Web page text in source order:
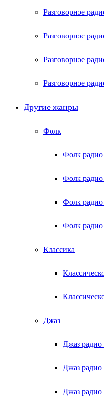
Разговорное
Разговорное
Разговорное
Разговорное
Другие жанры
Фолк
Фолк радио
Фолк радио
Фолк
Фолк
Классика
Джаз
Джаз радио
Джаз
Джаз радио